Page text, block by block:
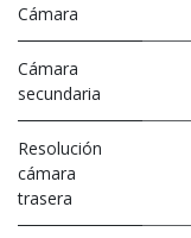
Cámara
Cámara
secundaria
Resolución
cámara
trasera